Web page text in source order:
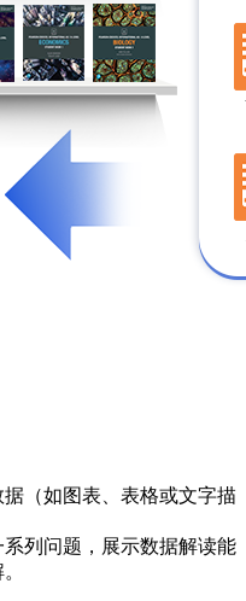
（如图表、表格或文字描
列问题，展示数据解读能